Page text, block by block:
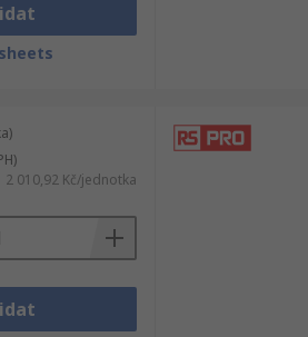
2 010,92 Kč/jednotka